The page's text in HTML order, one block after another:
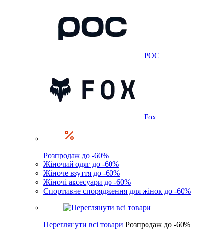
POC
Fox
Розпродаж до -60%
Жіночий одяг до -60%
Жіноче взуття до -60%
Жіночі аксесуари до -60%
Спортивне спорядження для жінок до -60%
Переглянути всі товари Розпродаж до -60%